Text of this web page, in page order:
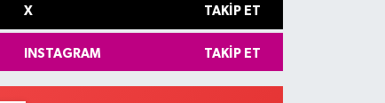
X TAKIP ET
INSTAGRAM TAKIP ET